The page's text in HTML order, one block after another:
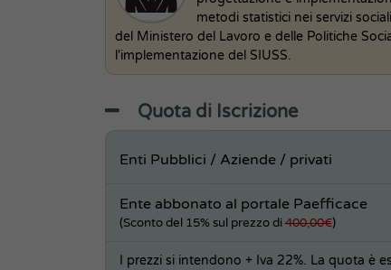
metodi statistici nei servizi
del Ministero del Lavoro e delle Politiche
l'implementazione del SIUSS.
Quota di Iscrizione
Enti Pubblici / Aziende / privati
Ente abbonato al portale Paefficace
(Sconto del 15% sul prezzo di400,00€)
I prezzi si intendono + Iva 22%. La quota è